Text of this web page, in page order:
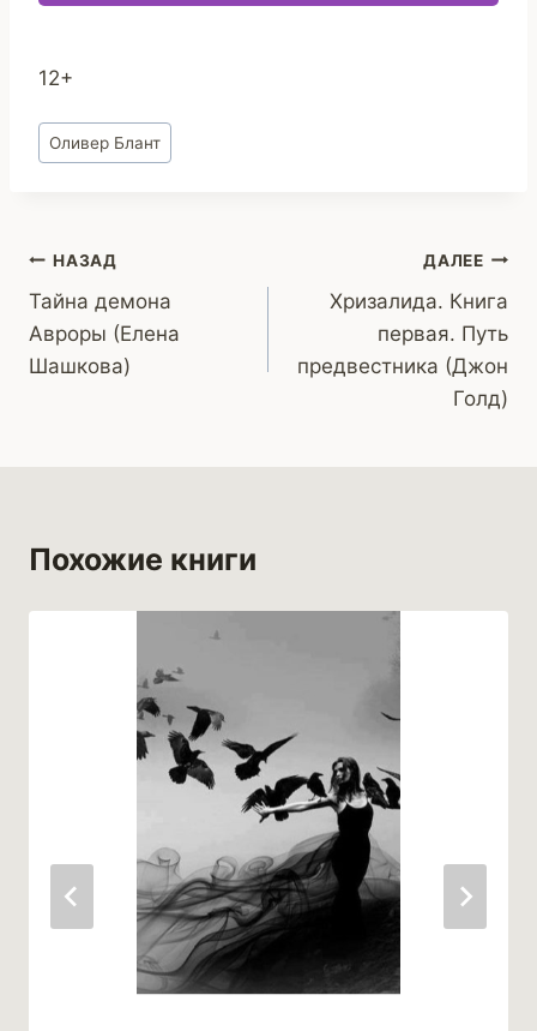
12+
Метки
записи:
Оливер Блант
Навигация
по
записям
НАЗАД
Тайна демона
Авроры (Елена
Шашкова)
ДАЛЕЕ
Хризалида. Книга
первая. Путь
предвестника (Джон
Голд)
Похожие книги